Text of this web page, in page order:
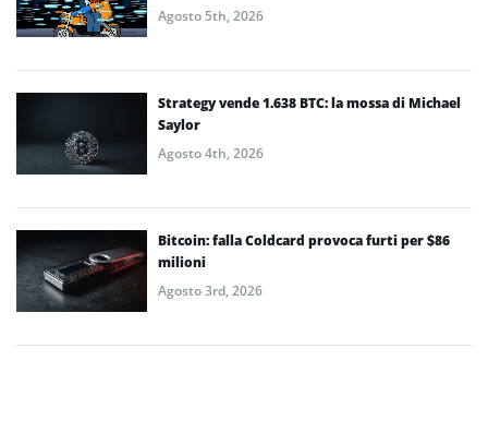
Agosto 5th, 2026
Strategy vende 1.638 BTC: la mossa di Michael
Saylor
Agosto 4th, 2026
Bitcoin: falla Coldcard provoca furti per $86
milioni
Agosto 3rd, 2026